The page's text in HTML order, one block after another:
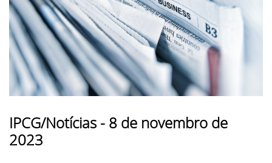
IPCG/Notícias - 8 de novembro de
2023